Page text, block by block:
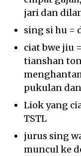
jari dan
sing si hu =
ciat bwe jiu
tianshan
pukulan
Liok yang
TSTL
jurus sing
muncul ke